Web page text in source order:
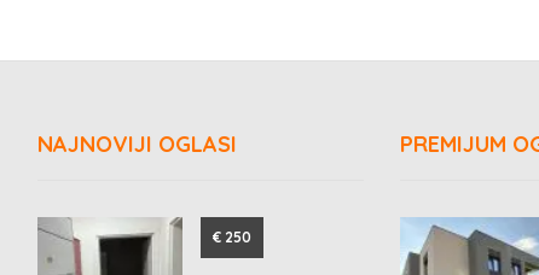
NAJNOVIJI OGLASI
€ 250
PREMIJUM